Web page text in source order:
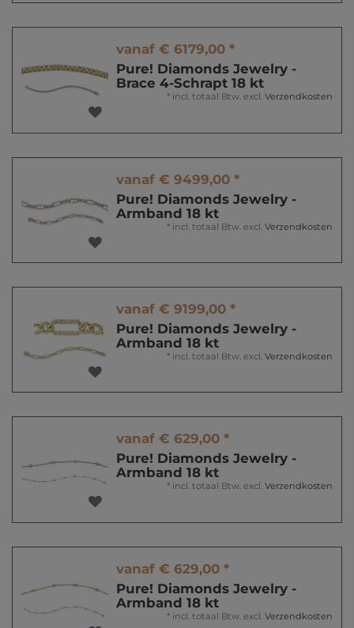
vanaf € 6179,00 *
Pure! Diamonds Jewelry -
Brace 4-Schrapt 18 kt
* incl. totaal Btw. excl. Verzendkosten
vanaf € 9499,00 *
Pure! Diamonds Jewelry -
Armband 18 kt
* incl. totaal Btw. excl. Verzendkosten
vanaf € 9199,00 *
Pure! Diamonds Jewelry -
Armband 18 kt
* incl. totaal Btw. excl. Verzendkosten
vanaf € 629,00 *
Pure! Diamonds Jewelry -
Armband 18 kt
* incl. totaal Btw. excl. Verzendkosten
vanaf € 629,00 *
Pure! Diamonds Jewelry -
Armband 18 kt
* incl. totaal Btw. excl. Verzendkosten